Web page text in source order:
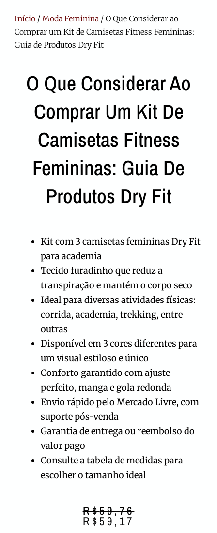
Início / Moda Feminina / O Que Considerar ao
Comprar um Kit de Camisetas Fitness Femininas:
Guia de Produtos Dry Fit
O Que Considerar Ao
Comprar Um Kit De
Camisetas Fitness
Femininas: Guia De
Produtos Dry Fit
Kit com 3 camisetas femininas Dry Fit
para academia
Tecido furadinho que reduz a
transpiração e mantém o corpo seco
Ideal para diversas atividades físicas:
corrida, academia, trekking, entre
outras
Disponível em 3 cores diferentes para
um visual estiloso e único
Conforto garantido com ajuste
perfeito, manga e gola redonda
Envio rápido pelo Mercado Livre, com
suporte pós-venda
Garantia de entrega ou reembolso do
valor pago
Consulte a tabela de medidas para
escolher o tamanho ideal
R$59,76
O
preço
R$59,17
O
preço